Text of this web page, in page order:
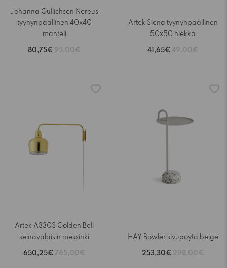
Johanna Gullichsen Nereus
tyynynpäällinen 40x40
manteli
80,75€ 95,00€
Artek Siena tyynynpäällinen
50x50 hiekka
41,65€ 49,00€
Artek A330S Golden Bell
seinävalaisin messinki
650,25€ 765,00€
HAY Bowler sivupöytä beige
253,30€ 298,00€